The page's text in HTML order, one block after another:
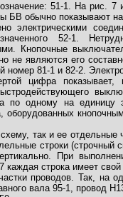
51-1. На рис. 7
БВ обычно показывают
электрическими
52-1.
Кнопочные
не являются его
81-1 и 82-2.
цифра показывает,
по одному на единицу
так и ее
строки (строчный
При
каждая строка имеет
проводов. Так, на
вала 95-1, провод